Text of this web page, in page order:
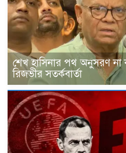
শেখ হাসিনার পথ অনুসরণ
রিজভীর সতর্কবার্তা